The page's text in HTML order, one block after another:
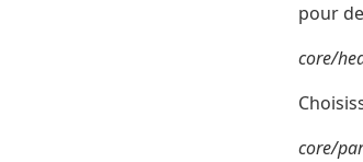
pour
core/
core/